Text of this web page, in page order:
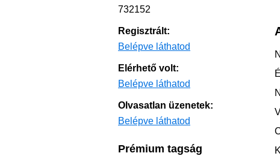
732152
Regisztrált:
Belépve láthatod
Elérhető volt:
Belépve láthatod
Olvasatlan üzenetek:
Belépve láthatod
Prémium tagság